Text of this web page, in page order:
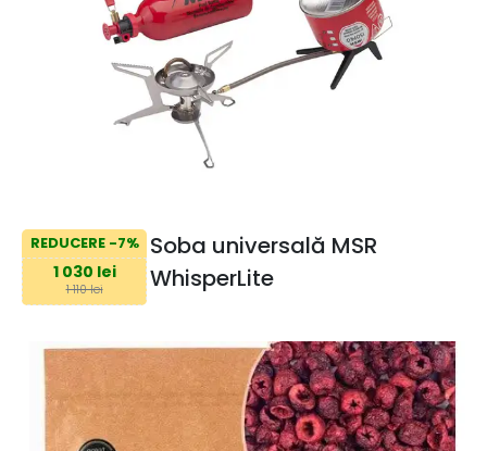
REDUCERE -7%
1 030 lei
1 110 lei
Soba universală MSR
WhisperLite